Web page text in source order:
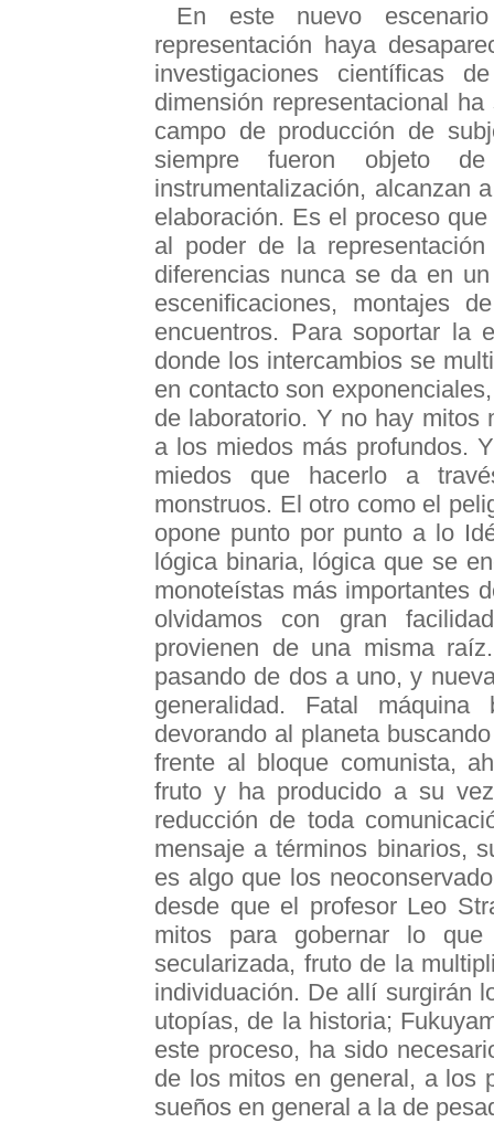
En este nuevo
representación haya
investigaciones científicas
dimensión representacional
campo de producción de
siempre fueron objeto
instrumentalización, alcanzan
elaboración. Es el proceso
al poder de la
diferencias nunca se da en
escenificaciones, montajes
encuentros. Para soportar la
donde los intercambios se
en contacto son
de laboratorio. Y no hay mitos
a los miedos más profundos.
miedos que hacerlo a
monstruos. El otro como el
opone punto por punto a lo
lógica binaria, lógica que se
monoteístas más importantes
olvidamos con gran
provienen de una misma
pasando de dos a uno, y
generalidad. Fatal
devorando al planeta
frente al bloque comunista,
fruto y ha producido a su
reducción de toda
mensaje a términos binarios,
es algo que los
desde que el profesor Leo
mitos para gobernar lo
secularizada, fruto de la
individuación. De allí surgirán
utopías, de la historia;
este proceso, ha sido
de los mitos en general, a los
sueños en general a la de